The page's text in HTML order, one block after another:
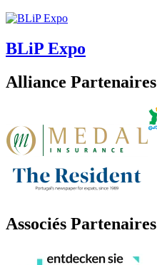
BLiP Expo
Alliance Partenaires
Associés Partenaires